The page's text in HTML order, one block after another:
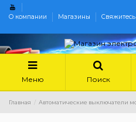
О компании Магазины
Меню Поиск
Главная Автоматические выключатели